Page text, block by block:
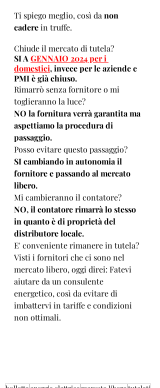
Ti spiego meglio, così da non
cadere in truffe.
Chiude il mercato di tutela?
SI A GENNAIO 2024 per i
domestici, invece per le aziende e
PMI è già chiuso.
Rimarrò senza fornitore o mi
toglieranno la luce?
NO la fornitura verrà garantita ma
aspettiamo la procedura di
passaggio.
Posso evitare questo passaggio?
SI cambiando in autonomia il
fornitore e passando al mercato
libero.
Mi cambieranno il contatore?
NO, il contatore rimarrà lo stesso
in quanto è di proprietà del
distributore locale.
E' conveniente rimanere in tutela?
Visti i fornitori che ci sono nel
mercato libero, oggi direi: Fatevi
aiutare da un consulente
energetico, così da evitare di
imbattervi in tariffe e condizioni
non ottimali.